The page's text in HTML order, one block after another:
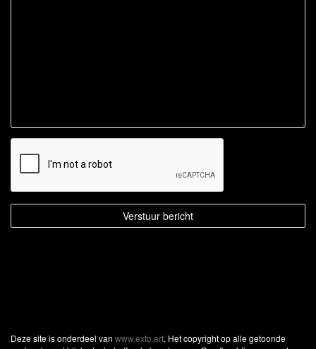
Deze site is onderdeel van www.exto.art. Het copyright op alle getoonde